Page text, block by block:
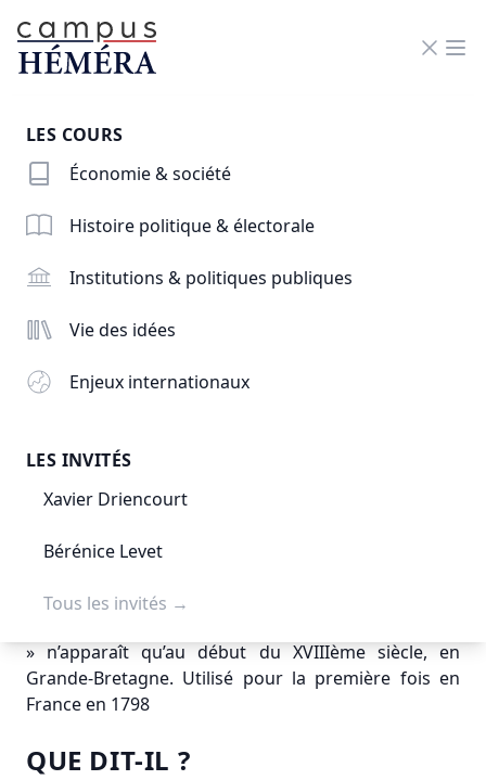
RN
LES COURS
Économie & société
Histoire politique & électorale
Institutions & politiques publiques
Vie des idées
Enjeux internationaux
LES INVITÉS
Xavier Driencourt
Bérénice Levet
Tous les invités →
FICHE DE LECTURE
NATIONALISMES ET NATION
THÉORIE ET VIE POLITIQUE
» n’apparaît qu’au début du XVIIIème siècle, en
Grande-Bretagne. Utilisé pour la première fois en
France en 1798
QUE DIT-IL ?